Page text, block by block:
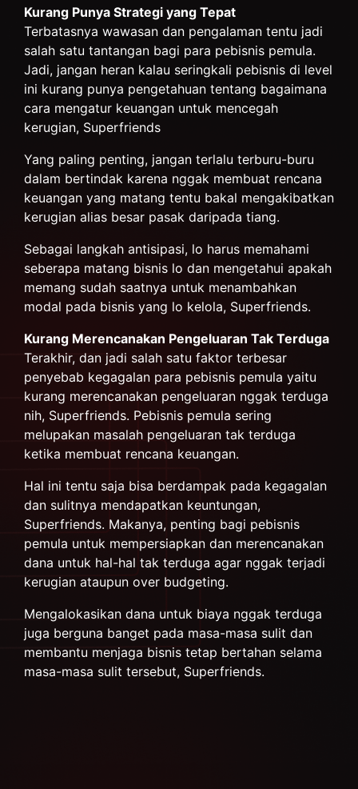
Kurang Punya Strategi yang Tepat
Terbatasnya wawasan dan pengalaman tentu jadi
salah satu tantangan bagi para pebisnis pemula.
Jadi, jangan heran kalau seringkali pebisnis di level
ini kurang punya pengetahuan tentang bagaimana
cara mengatur keuangan untuk mencegah
kerugian, Superfriends
Yang paling penting, jangan terlalu terburu-buru
dalam bertindak karena nggak membuat rencana
keuangan yang matang tentu bakal mengakibatkan
kerugian alias besar pasak daripada tiang.
Sebagai langkah antisipasi, lo harus memahami
seberapa matang bisnis lo dan mengetahui apakah
memang sudah saatnya untuk menambahkan
modal pada bisnis yang lo kelola, Superfriends.
Kurang Merencanakan Pengeluaran Tak Terduga
Terakhir, dan jadi salah satu faktor terbesar
penyebab kegagalan para pebisnis pemula yaitu
kurang merencanakan pengeluaran nggak terduga
nih, Superfriends. Pebisnis pemula sering
melupakan masalah pengeluaran tak terduga
ketika membuat rencana keuangan.
Hal ini tentu saja bisa berdampak pada kegagalan
dan sulitnya mendapatkan keuntungan,
Superfriends. Makanya, penting bagi pebisnis
pemula untuk mempersiapkan dan merencanakan
dana untuk hal-hal tak terduga agar nggak terjadi
kerugian ataupun over budgeting.
Mengalokasikan dana untuk biaya nggak terduga
juga berguna banget pada masa-masa sulit dan
membantu menjaga bisnis tetap bertahan selama
masa-masa sulit tersebut, Superfriends.